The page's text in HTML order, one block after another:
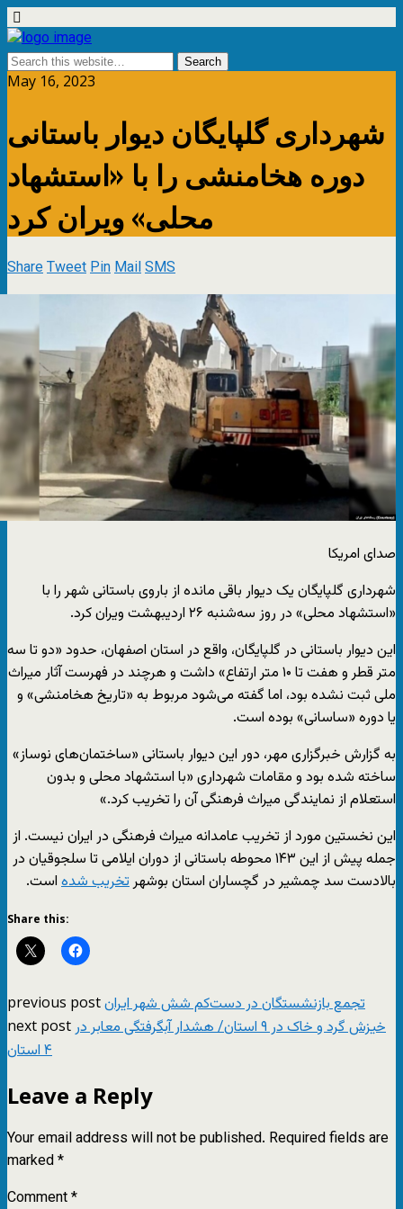
May 16, 2023
شهرداری گلپایگان دیوار باستانی
دوره هخامنشی را با «استشهاد
محلی» ویران کرد
ShareTweetPinMailSMS
صدای امریکا
شهرداری گلپایگان یک دیوار باقی مانده از باروی باستانی شهر را با
«استشهاد محلی» در روز سه‌شنبه ۲۶ اردیبهشت ویران کرد.
این دیوار باستانی در گلپایگان، واقع در استان اصفهان، حدود «دو تا سه
متر قطر و هفت تا ۱۰ متر ارتفاع» داشت و هرچند در فهرست آثار میراث
ملی ثبت نشده بود، اما گفته می‌شود مربوط به «تاریخ هخامنشی» و
یا دوره «ساسانی» بوده است.
به گزارش خبرگزاری مهر، دور این دیوار باستانی «ساختمان‌های نوساز»
ساخته شده بود و مقامات شهرداری «با استشهاد محلی و بدون
استعلام از نمایندگی میراث فرهنگی آن را تخریب کرد.»
این نخستین مورد از تخریب عامدانه میراث فرهنگی در ایران نیست. از
جمله پیش از این ۱۴۳ محوطه باستانی از دوران ایلامی تا سلجوقیان در
بالادست سد چمشیر در گچساران استان بوشهرتخریب شده است.
Share this:
previous postتجمع بازنشستگان در دست‌کم شش شهر ایران
next post خیزش گرد و خاک در ۹ استان/ هشدار آبگرفتگی معابر در
۴ استان
Leave a Reply
Your email address will not be published. Required fields are
marked*
Comment*